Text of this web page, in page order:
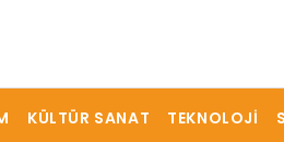
KÜLTÜR SANAT TEKNOLOJI